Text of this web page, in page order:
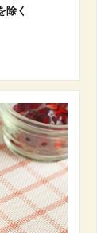
く